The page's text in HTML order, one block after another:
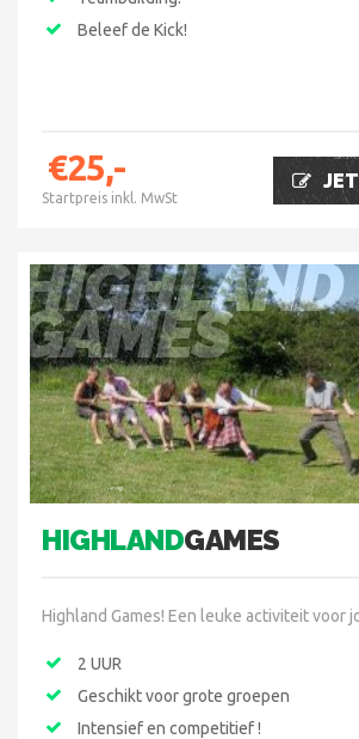
Beleef de Kick!
€25,-
Startpreis inkl. MwSt
HIGHLAND
GAMES
HIGHLANDGAMES
Highland Games! Een leuke activiteit voor
2 UUR
Geschikt voor grote groepen
Intensief en competitief !